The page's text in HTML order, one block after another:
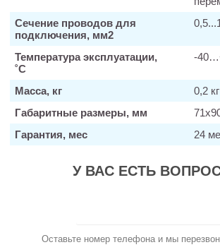
Сечение проводов для
подключения, мм2
Температура эксплуатации,
˚С
-
Масса, кг
0,2 кг
Габаритные размеры, мм
Гарантия, мес
24
У ВАС ЕСТЬ
Оставьте номер телефона и мы